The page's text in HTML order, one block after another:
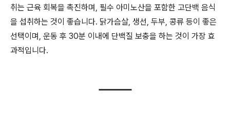
취는 근육 회복을 촉진하며, 필수 아미노산을 포함한 고단백 음식
을 섭취하는 것이 좋습니다. 닭가슴살, 생선, 두부, 콩류 등이 좋은
선택이며, 운동 후 30분 이내에 단백질 보충을 하는 것이 가장 효
과적입니다.